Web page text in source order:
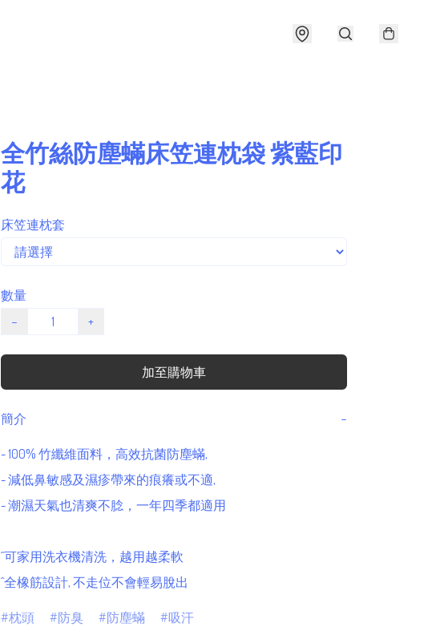
全竹絲防塵蟎床笠連枕袋 紫藍印
花
床笠連枕套
數量
−
+
加至購物車
簡介 −
- 100% 竹纖維面料，高效抗菌防塵蟎,
- 減低鼻敏感及濕疹帶來的痕癢或不適,
- 潮濕天氣也清爽不腍，一年四季都適用
^可家用洗衣機清洗，越用越柔軟
^全橡筋設計, 不走位不會輕易脫出
枕頭 防臭 防塵蟎 吸汗